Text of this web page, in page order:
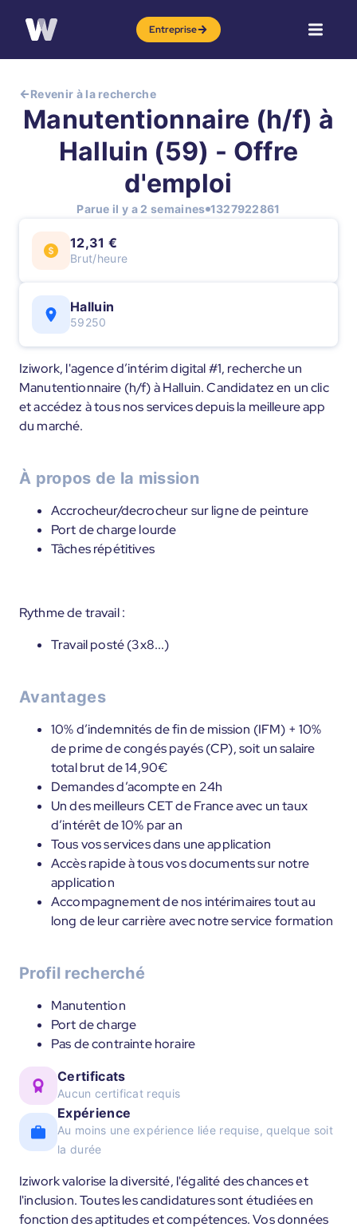
Entreprise
Revenir à la recherche
Manutentionnaire (h/f) à
Halluin (59) - Offre
d'emploi
Parue il y a 2 semaines 1327922861
12,31 €
Brut/heure
Halluin
59250
Iziwork, l'agence d’intérim digital #1, recherche un
Manutentionnaire (h/f) à Halluin. Candidatez en un clic
et accédez à tous nos services depuis la meilleure app
du marché.
À propos de la mission
Accrocheur/decrocheur sur ligne de peinture
Port de charge lourde
Tâches répétitives
Rythme de travail :
Travail posté (3x8...)
Avantages
10% d’indemnités de fin de mission (IFM) + 10%
de prime de congés payés (CP), soit un salaire
total brut de 14,90€
Demandes d’acompte en 24h
Un des meilleurs CET de France avec un taux
d’intérêt de 10% par an
Tous vos services dans une application
Accès rapide à tous vos documents sur notre
application
Accompagnement de nos intérimaires tout au
long de leur carrière avec notre service formation
Profil recherché
Manutention
Port de charge
Pas de contrainte horaire
Certificats
Aucun certificat requis
Expérience
Au moins une expérience liée requise, quelque soit
la durée
Iziwork valorise la diversité, l'égalité des chances et
l'inclusion. Toutes les candidatures sont étudiées en
fonction des aptitudes et compétences. Vos données